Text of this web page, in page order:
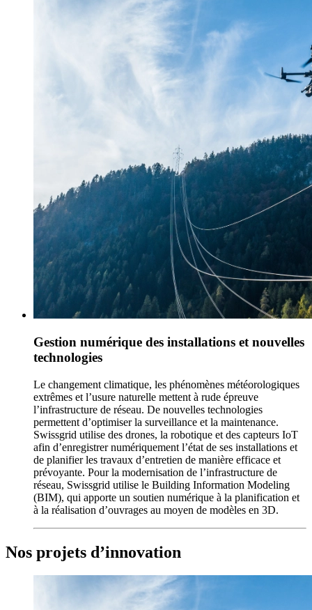
Gestion numérique des installations et nouvelles
technologies
Le changement climatique, les phénomènes météorologiques
extrêmes et l’usure naturelle mettent à rude épreuve
l’infrastructure de réseau. De nouvelles technologies
permettent d’optimiser la surveillance et la maintenance.
Swissgrid utilise des drones, la robotique et des capteurs IoT
afin d’enregistrer numériquement l’état de ses installations et
de planifier les travaux d’entretien de manière efficace et
prévoyante. Pour la modernisation de l’infrastructure de
réseau, Swissgrid utilise le Building Information Modeling
(BIM), qui apporte un soutien numérique à la planification et
à la réalisation d’ouvrages au moyen de modèles en 3D.
Nos projets d’innovation